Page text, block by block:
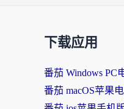
下载应用
番茄 Windows PC
番茄 macOS苹果